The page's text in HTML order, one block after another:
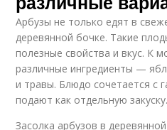
Арбузы не только едят в
деревянной бочке. Такие
полезные свойства и вкус. К
различные ингредиенты —
и травы. Блюдо сочетается с
подают как отдельную закуску.
Засолка арбузов в